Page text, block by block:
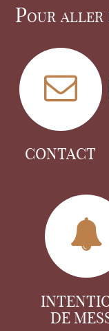
Pour aller
CONTACT
DE